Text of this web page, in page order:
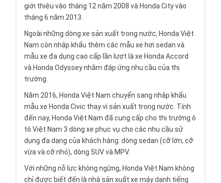
giới thiệu vào tháng 12 năm 2008 và Honda City vào
tháng 6 năm 2013.
Ngoài những dòng xe sản xuất trong nước, Honda Việt
Nam còn nhập khẩu thêm các mẫu xe hơi sedan và
mẫu xe đa dụng cao cấp lần lượt là xe Honda Accord
và Honda Odyssey nhằm đáp ứng nhu cầu của thị
trường.
Năm 2016, Honda Việt Nam chuyển sang nhập khẩu
mẫu xe Honda Civic thay vì sản xuất trong nước. Tính
đến nay, Honda Việt Nam đã cung cấp cho thị trường ô
tô Việt Nam 3 dòng xe phục vụ cho các nhu cầu sử
dụng đa dạng của khách hàng: dòng sedan (cỡ lớn, cỡ
vừa và cỡ nhỏ), dòng SUV và MPV.
Với những nỗ lực không ngừng, Honda Việt Nam không
chỉ được biết đến là nhà sản xuất xe máy danh tiếng